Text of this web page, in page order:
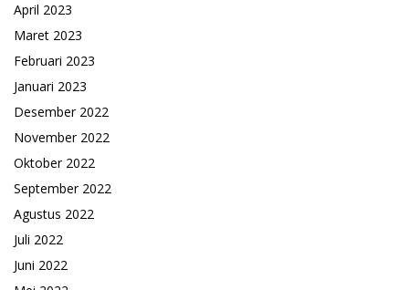
April 2023
Maret 2023
Februari 2023
Januari 2023
Desember 2022
November 2022
Oktober 2022
September 2022
Agustus 2022
Juli 2022
Juni 2022